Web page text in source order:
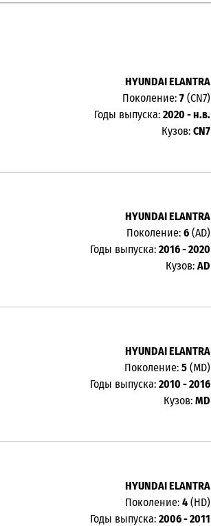
HYUNDAI ELANTRA
Поколение: 7 (CN7)
Годы выпуска: 2020 - н.в.
Кузов: CN7
HYUNDAI ELANTRA
Поколение: 6 (AD)
Годы выпуска: 2016 - 2020
Кузов: AD
HYUNDAI ELANTRA
Поколение: 5 (MD)
Годы выпуска: 2010 - 2016
Кузов: MD
HYUNDAI ELANTRA
Поколение: 4 (HD)
Годы выпуска: 2006 - 2011